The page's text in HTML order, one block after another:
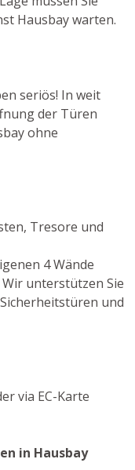
Hausbay warten.
seriös! In weit
der Türen
ohne
Tresore und
4 Wände
unterstützen Sie
und
via EC-Karte
in Hausbay